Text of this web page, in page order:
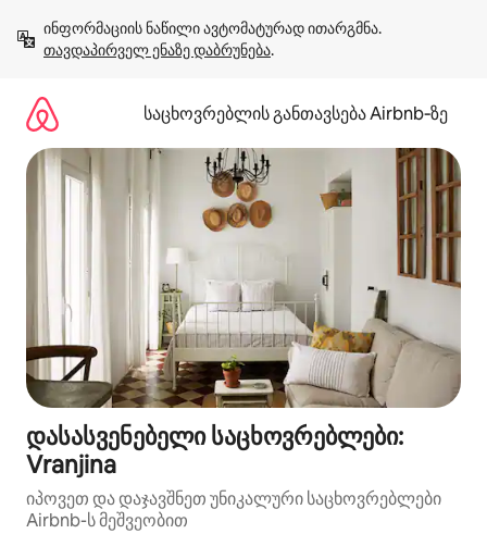
გადასვლა
თავდაპირველ ენაზე დაბრუნება.
საცხოვრებლის განთავსება Airbnb‑ზე
დასასვენებელი საცხოვრებლები:
Vranjina
იპოვეთ და დაჯავშნეთ უნიკალური საცხოვრებლები
Airbnb-ს მეშვეობით